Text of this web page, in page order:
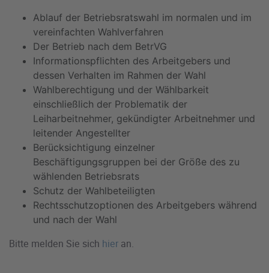
Ablauf der Betriebsratswahl im normalen und im
vereinfachten Wahlverfahren
Der Betrieb nach dem BetrVG
Informationspflichten des Arbeitgebers und
dessen Verhalten im Rahmen der Wahl
Wahlberechtigung und der Wählbarkeit
einschließlich der Problematik der
Leiharbeitnehmer, gekündigter Arbeitnehmer und
leitender Angestellter
Berücksichtigung einzelner
Beschäftigungsgruppen bei der Größe des zu
wählenden Betriebsrats
Schutz der Wahlbeteiligten
Rechtsschutzoptionen des Arbeitgebers während
und nach der Wahl
Bitte melden Sie sich hier an.